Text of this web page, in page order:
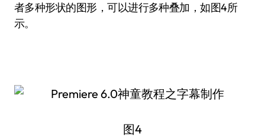
者多种形状的图形，可以进行多种叠加，如图4所
示。
图4